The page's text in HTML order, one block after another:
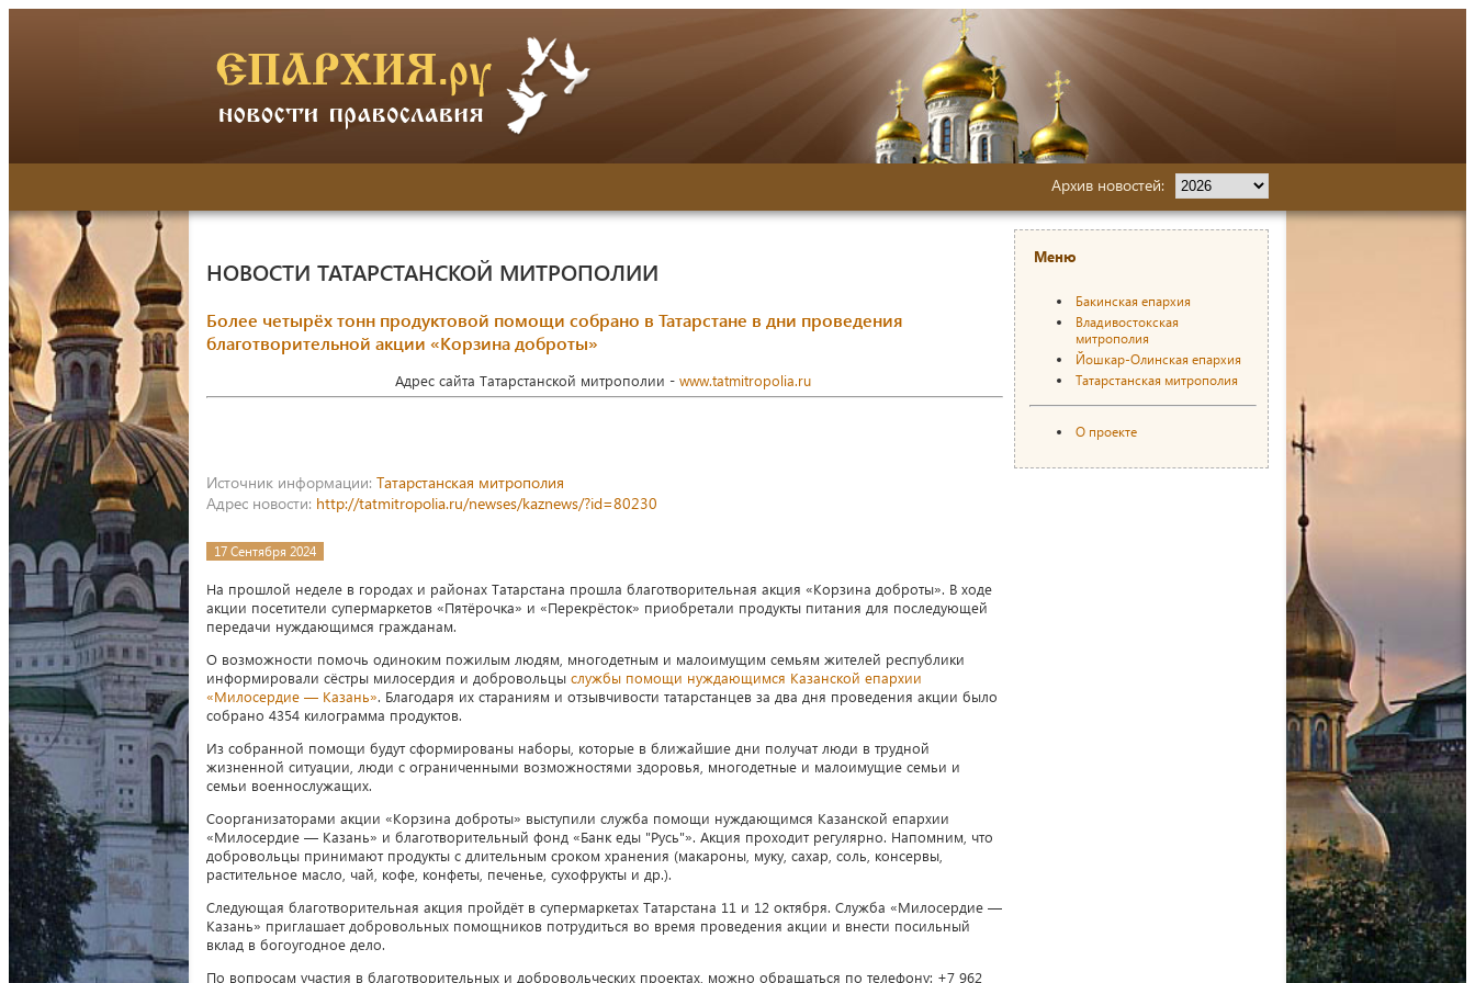
Архив новостей:
НОВОСТИ ТАТАРСТАНСКОЙ МИТРОПОЛИИ
Более четырёх тонн продуктовой помощи собрано в Татарстане в дни проведения
благотворительной акции «Корзина доброты»
Адрес сайта Татарстанской митрополии - www.tatmitropolia.ru
Источник информации: Татарстанская митрополия
Адрес новости: http://tatmitropolia.ru/newses/kaznews/?id=80230
17 Сентября 2024
На прошлой неделе в городах и районах Татарстана прошла благотворительная акция «Корзина доброты». В ходе
акции посетители супермаркетов «Пятёрочка» и «Перекрёсток» приобретали продукты питания для последующей
передачи нуждающимся гражданам.
О возможности помочь одиноким пожилым людям, многодетным и малоимущим семьям жителей республики
информировали сёстры милосердия и добровольцы службы помощи нуждающимся Казанской епархии
«Милосердие — Казань». Благодаря их стараниям и отзывчивости татарстанцев за два дня проведения акции было
собрано 4354 килограмма продуктов.
Из собранной помощи будут сформированы наборы, которые в ближайшие дни получат люди в трудной
жизненной ситуации, люди с ограниченными возможностями здоровья, многодетные и малоимущие семьи и
семьи военнослужащих.
Соорганизаторами акции «Корзина доброты» выступили служба помощи нуждающимся Казанской епархии
«Милосердие — Казань» и благотворительный фонд «Банк еды "Русь"». Акция проходит регулярно. Напомним, что
добровольцы принимают продукты с длительным сроком хранения (макароны, муку, сахар, соль, консервы,
растительное масло, чай, кофе, конфеты, печенье, сухофрукты и др.).
Следующая благотворительная акция пройдёт в супермаркетах Татарстана 11 и 12 октября. Служба «Милосердие —
Казань» приглашает добровольных помощников потрудиться во время проведения акции и внести посильный
вклад в богоугодное дело.
По вопросам участия в благотворительных и добровольческих проектах, можно обращаться по телефону: +7 962
Меню
Бакинская епархия
Владивостокская
митрополия
Йошкар-Олинская епархия
Татарстанская митрополия
О проекте